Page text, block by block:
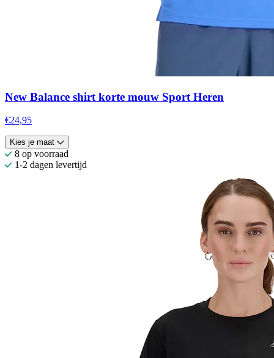
New Balance shirt korte mouw Sport Heren
€24,95
Kies je maat
8 op voorraad
1-2 dagen levertijd